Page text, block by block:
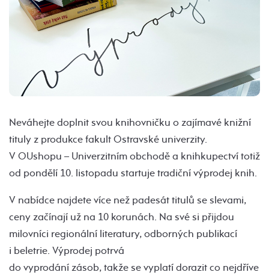
Neváhejte doplnit svou knihovničku o zajímavé knižní
tituly z produkce fakult Ostravské univerzity.
V OUshopu – Univerzitním obchodě a knihkupectví totiž
od pondělí 10. listopadu startuje tradiční výprodej knih.
V nabídce najdete více než padesát titulů se slevami,
ceny začínají už na 10 korunách. Na své si přijdou
milovníci regionální literatury, odborných publikací
i beletrie. Výprodej potrvá
do vyprodání zásob, takže se vyplatí dorazit co nejdříve